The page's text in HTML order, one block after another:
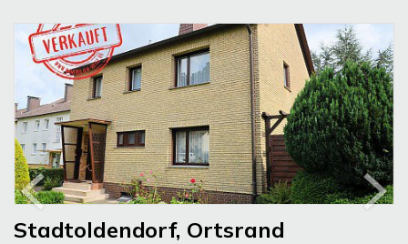
Stadtoldendorf, Ortsrand